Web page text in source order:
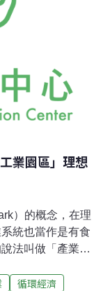
裡所收集到的沼
就可以再歸還給
業園區」理想
）的概念，在理
統也當作是有食
法叫做「產業共
為可以在系統內
循環經濟